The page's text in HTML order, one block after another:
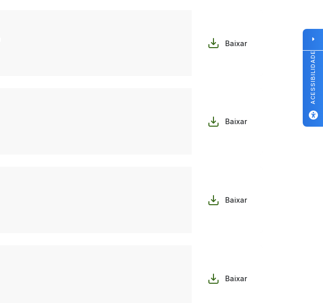
Baixar
Baixar
Baixar
Baixar
ACESSIBILIDADE